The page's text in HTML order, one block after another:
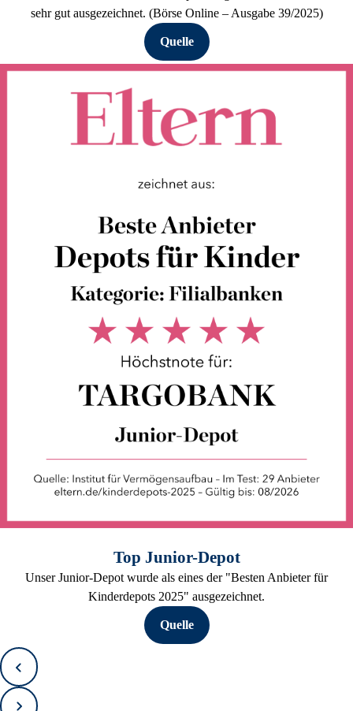
sehr gut ausgezeichnet. (Börse Online – Ausgabe 39/2025)
Quelle
Top Junior-Depot
Unser Junior-Depot wurde als eines der "Besten Anbieter für
Kinderdepots 2025" ausgezeichnet.
Quelle
Zurück